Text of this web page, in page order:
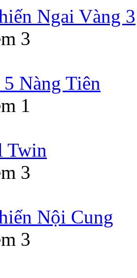
Ngai Vàng 3
3
Nàng Tiên
1
Twin
3
Nội Cung
3